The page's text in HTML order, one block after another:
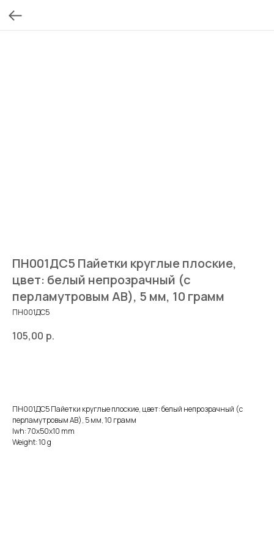
ПН001ДС5 Пайетки круглые плоские,
цвет: белый непрозрачный (с
перламутровым AB), 5 мм, 10 грамм
ПН001ДС5
105,00 р.
ПН001ДС5 Пайетки круглые плоские, цвет: белый непрозрачный (с
перламутровым AB), 5 мм, 10 грамм
lwh: 70x50x10 mm
Weight: 10 g